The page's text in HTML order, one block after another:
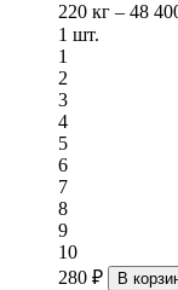
220 кг – 48
1 шт.
1
2
3
4
5
6
7
8
9
10
280 ₽
В